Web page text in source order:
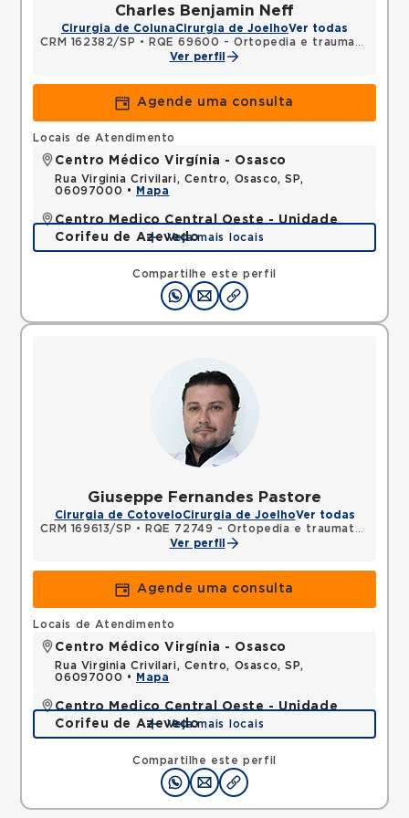
Charles Benjamin Neff
Cirurgia de ColunaCirurgia de JoelhoVer todas
CRM 162382/SP •
RQE 69600 - Ortopedia e traumatologia
Ver perfil
Agende uma consulta
Compartilhe este perfil
Locais de Atendimento
Centro Médico Virgínia - Osasco
Rua Virginia Crivilari, Centro, Osasco, SP,
06097000 •
Mapa
Centro Medico Central Oeste - Unidade
Corifeu de Azevedo
Avenida Corifeu de Azevedo Marques, Centro,
Carapicuiba, SP, 06320090 •
Mapa
Veja mais locais
Giuseppe Fernandes Pastore
Cirurgia de CotoveloCirurgia de JoelhoVer todas
CRM 169613/SP •
RQE 72749 - Ortopedia e traumatologia
Ver perfil
Agende uma consulta
Compartilhe este perfil
Locais de Atendimento
Centro Médico Virgínia - Osasco
Rua Virginia Crivilari, Centro, Osasco, SP,
06097000 •
Mapa
Centro Medico Central Oeste - Unidade
Corifeu de Azevedo
Avenida Corifeu de Azevedo Marques, Centro,
Carapicuiba, SP, 06320090 •
Mapa
Veja mais locais